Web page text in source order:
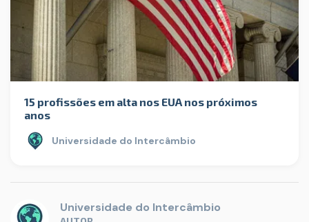
15 profissões em alta nos EUA nos próximos
anos
Universidade do Intercâmbio
Universidade do Intercâmbio